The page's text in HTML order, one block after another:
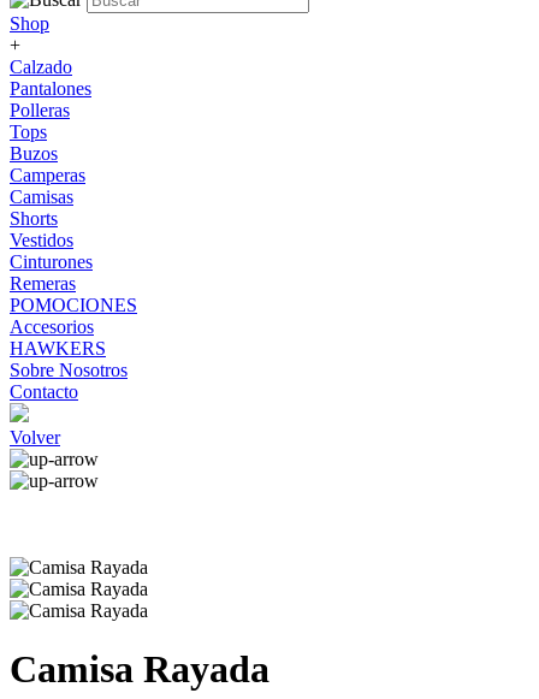
Shop
+
Calzado
Pantalones
Polleras
Tops
Buzos
Camperas
Camisas
Shorts
Vestidos
Cinturones
Remeras
POMOCIONES
Accesorios
HAWKERS
Sobre Nosotros
Contacto
Volver
Camisa Rayada